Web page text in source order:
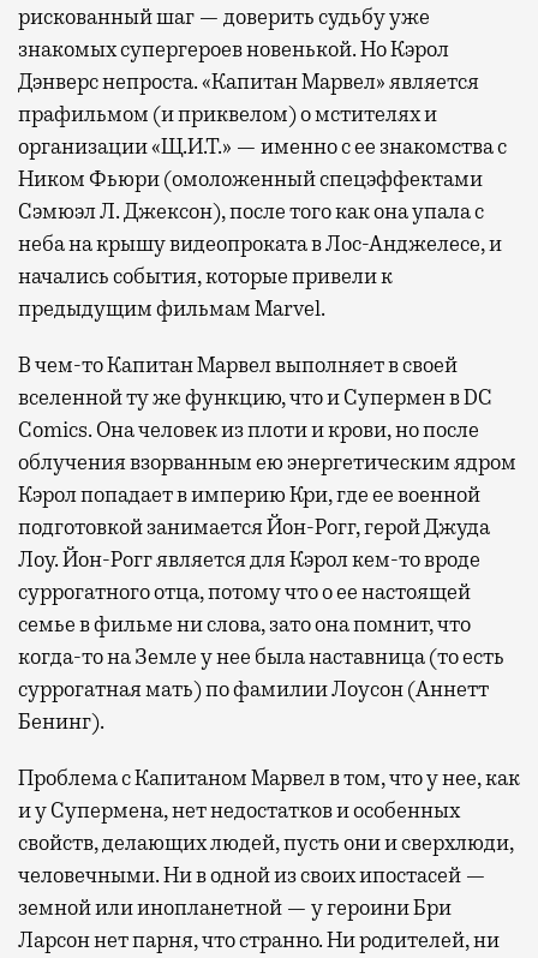
рискованный шаг — доверить судьбу уже
знакомых супергероев новенькой. Но Кэрол
Дэнверс непроста. «Капитан Марвел» является
прафильмом (и приквелом) о мстителях и
организации «Щ.И.Т.» — именно с ее знакомства с
Ником Фьюри (омоложенный спецэффектами
Сэмюэл Л. Джексон), после того как она упала с
неба на крышу видеопроката в Лос-Анджелесе, и
начались события, которые привели к
предыдущим фильмам Marvel.
В чем-то Капитан Марвел выполняет в своей
вселенной ту же функцию, что и Супермен в DC
Comics. Она человек из плоти и крови, но после
облучения взорванным ею энергетическим ядром
Кэрол попадает в империю Кри, где ее военной
подготовкой занимается Йон-Рогг, герой Джуда
Лоу. Йон-Рогг является для Кэрол кем-то вроде
суррогатного отца, потому что о ее настоящей
семье в фильме ни слова, зато она помнит, что
когда-то на Земле у нее была наставница (то есть
суррогатная мать) по фамилии Лоусон (Аннетт
Бенинг).
Проблема с Капитаном Марвел в том, что у нее, как
и у Супермена, нет недостатков и особенных
свойств, делающих людей, пусть они и сверхлюди,
человечными. Ни в одной из своих ипостасей —
земной или инопланетной — у героини Бри
Ларсон нет парня, что странно. Ни родителей, ни